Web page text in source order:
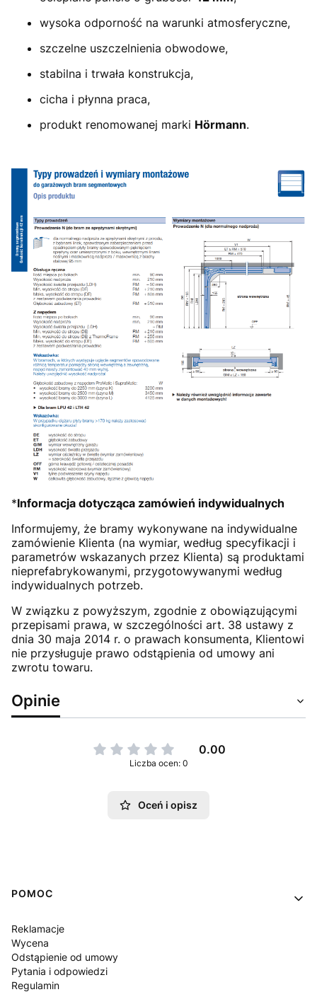
wysoka odporność na warunki atmosferyczne,
szczelne uszczelnienia obwodowe,
stabilna i trwała konstrukcja,
cicha i płynna praca,
produkt renomowanej marki Hörmann.
*Informacja dotycząca zamówień indywidualnych
Informujemy, że bramy wykonywane na indywidualne
zamówienie Klienta (na wymiar, według specyfikacji i
parametrów wskazanych przez Klienta) są produktami
nieprefabrykowanymi, przygotowywanymi według
indywidualnych potrzeb.
W związku z powyższym, zgodnie z obowiązującymi
przepisami prawa, w szczególności art. 38 ustawy z
dnia 30 maja 2014 r. o prawach konsumenta, Klientowi
nie przysługuje prawo odstąpienia od umowy ani
zwrotu towaru.
Opinie
0.00
Liczba ocen: 0
Oceń i opisz
Linki w stopce
POMOC
Reklamacje
Wycena
Odstąpienie od umowy
Pytania i odpowiedzi
Regulamin